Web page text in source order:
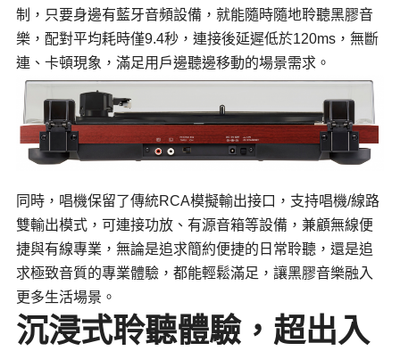
制，只要身邊有藍牙音頻設備，就能隨時隨地聆聽黑膠音
樂，配對平均耗時僅9.4秒，連接後延遲低於120ms，無斷
連、卡頓現象，滿足用戶邊聽邊移動的場景需求。
同時，唱機保留了傳統RCA模擬輸出接口，支持唱機/線路
雙輸出模式，可連接功放、有源音箱等設備，兼顧無線便
捷與有線專業，無論是追求簡約便捷的日常聆聽，還是追
求極致音質的專業體驗，都能輕鬆滿足，讓黑膠音樂融入
更多生活場景。
沉浸式聆聽體驗，超出入